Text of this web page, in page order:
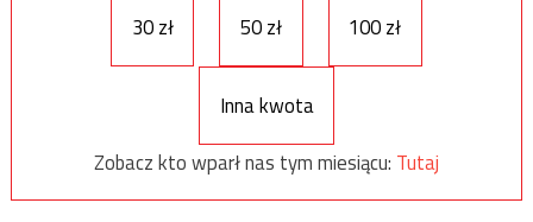
30 zł
50 zł 100 zł
Inna kwota
Zobacz kto wparł nas tym miesiącu: Tutaj